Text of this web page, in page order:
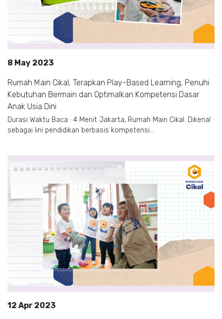
8 May 2023
Rumah Main Cikal, Terapkan Play-Based Learning, Penuhi
Kebutuhan Bermain dan Optimalkan Kompetensi Dasar
Anak Usia Dini
Durasi Waktu Baca : 4 Menit Jakarta, Rumah Main Cikal. Dikenal
sebagai lini pendidikan berbasis kompetensi...
12 Apr 2023